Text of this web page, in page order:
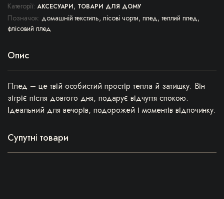
Категорії: АКСЕСУАРИ, ТОВАРИ ДЛЯ ДОМУ
Позначок: домашній текстиль,лісові чорти, плед, теплий плед,
флісовий плед
Опис
Плед – це твій особистий простір тепла й затишку. Він
зігріє після довгого дня, подарує відчуття спокою.
Ідеальний для вечорів, подорожей і моментів відпочинку.
Супутні товари